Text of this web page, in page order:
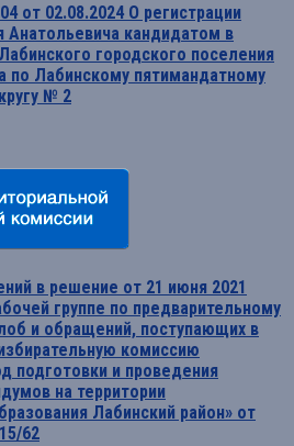
от 02.08.2024 О регистрации
Анатольевича кандидатом в
городского поселения
по Лабинскому пятимандатному
№ 2
в решение от 21 июня 2021
группе по предварительному
и обращений, поступающих в
комиссию
подготовки и проведения
на территории
Лабинский район» от
62